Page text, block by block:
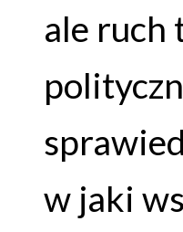
ale ruch
w jaki